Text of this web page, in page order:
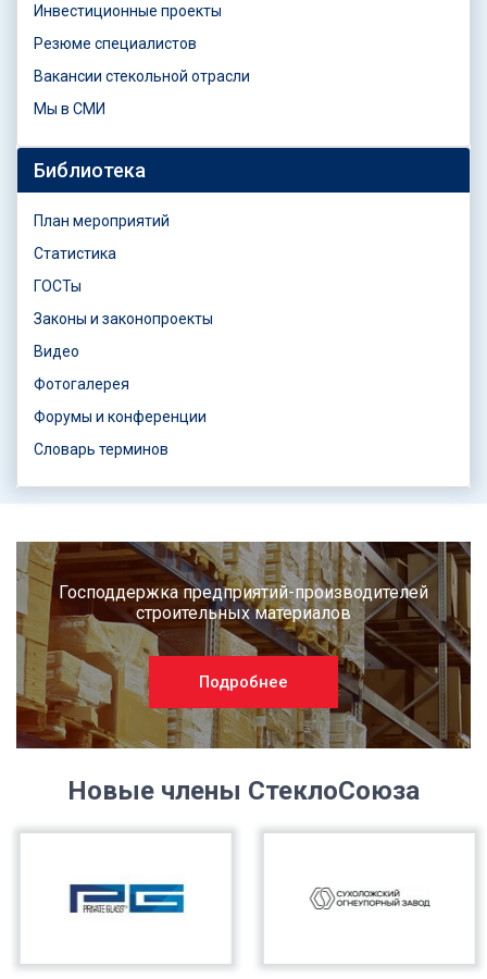
Инвестиционные проекты
Резюме специалистов
Вакансии стекольной отрасли
Мы в СМИ
Библиотека
План мероприятий
Статистика
ГОСТы
Законы и законопроекты
Видео
Фотогалерея
Форумы и конференции
Словарь терминов
Господдержка предприятий-производителей
строительных материалов
Подробнее
Новые члены СтеклоСоюза